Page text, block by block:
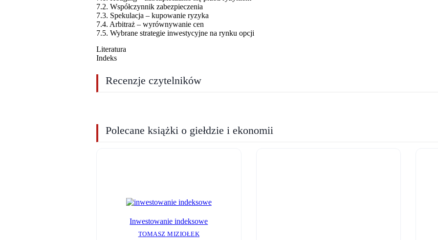
7.2. Współczynnik zabezpieczenia
7.3. Spekulacja – kupowanie ryzyka
7.4. Arbitraż – wyrównywanie cen
7.5. Wybrane strategie inwestycyjne na rynku opcji
Literatura
Indeks
Recenzje czytelników
Polecane książki o giełdzie i ekonomii
Inwestowanie indeksowe
TOMASZ MIZIOŁEK